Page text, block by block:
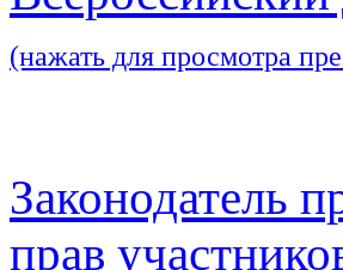
(нажать для просмотра
Законодатель
прав